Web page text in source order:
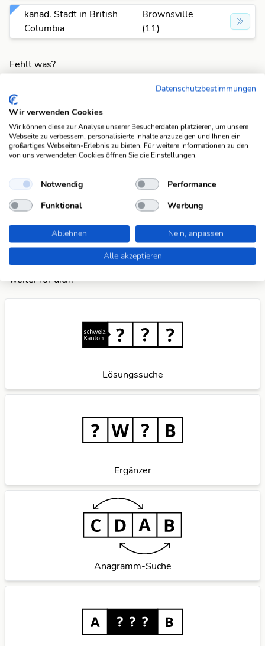
kanad. Stadt in British
Columbia
Brownsville
(11)
Fehlt was?
nach unbedingt da sein sollte? Füge Deine eigene Lösung
hinzu und bereichere unsere Datenbank!
Mach mit und registriere dich! oder melde dich an
Die KWDB ist dein zuverlässiger Partner für
verschiedene Arten von Rätseln, darunter Schüttelrätsel,
Anagramme, Brückenrätsel, Schwedenrätsel und
Kreuzworträtsel. Mit unseren praktischen Suchfunktionen
meisterst du spielend leicht jede Herausforderung. Wenn
du weitere Ideen für nützliche Suchfunktionen hast,teile
sie mit unsund wir verbessern unser Angebot gerne
weiter für dich.
Lösungssuche
Ergänzer
Anagramm-Suche
Datenschutzbestimmungen
Wir verwenden Cookies
Wir können diese zur Analyse unserer Besucherdaten platzieren, um unsere
Webseite zu verbessern, personalisierte Inhalte anzuzeigen und Ihnen ein
großartiges Webseiten-Erlebnis zu bieten. Für weitere Informationen zu den
von uns verwendeten Cookies öffnen Sie die Einstellungen.
Notwendig
Performance
Funktional
Werbung
Ablehnen
Nein, anpassen
Alle akzeptieren